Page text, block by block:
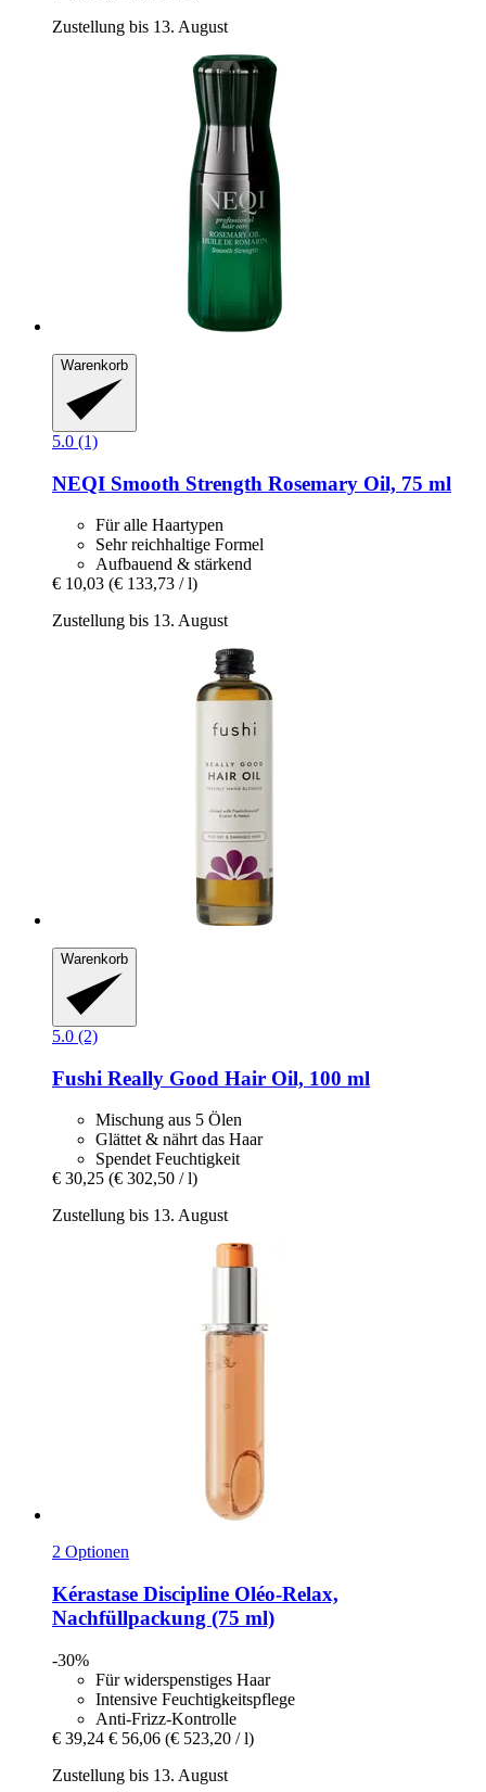
Zustellung bis 13. August
Warenkorb
5.0 (1)
NEQI Smooth Strength Rosemary Oil, 75 ml
Für alle Haartypen
Sehr reichhaltige Formel
Aufbauend & stärkend
€ 10,03 (€ 133,73 / l)
Zustellung bis 13. August
Warenkorb
5.0 (2)
Fushi Really Good Hair Oil, 100 ml
Mischung aus 5 Ölen
Glättet & nährt das Haar
Spendet Feuchtigkeit
€ 30,25 (€ 302,50 / l)
Zustellung bis 13. August
2 Optionen
Kérastase Discipline Oléo-​Relax,
Nachfüllpackung (75 ml)
-30%
Für widerspenstiges Haar
Intensive Feuchtigkeitspflege
Anti-Frizz-Kontrolle
€ 39,24 € 56,06 (€ 523,20 / l)
Zustellung bis 13. August